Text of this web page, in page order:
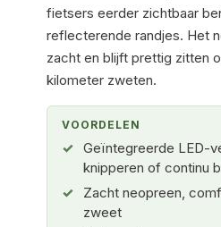
fietsers eerder zichtbaar
reflecterende randjes. Het
zacht en blijft prettig zitten
kilometer zweten.
VOORDELEN
Geïntegreerde LED-
knipperen of continu
Zacht neopreen,
zweet